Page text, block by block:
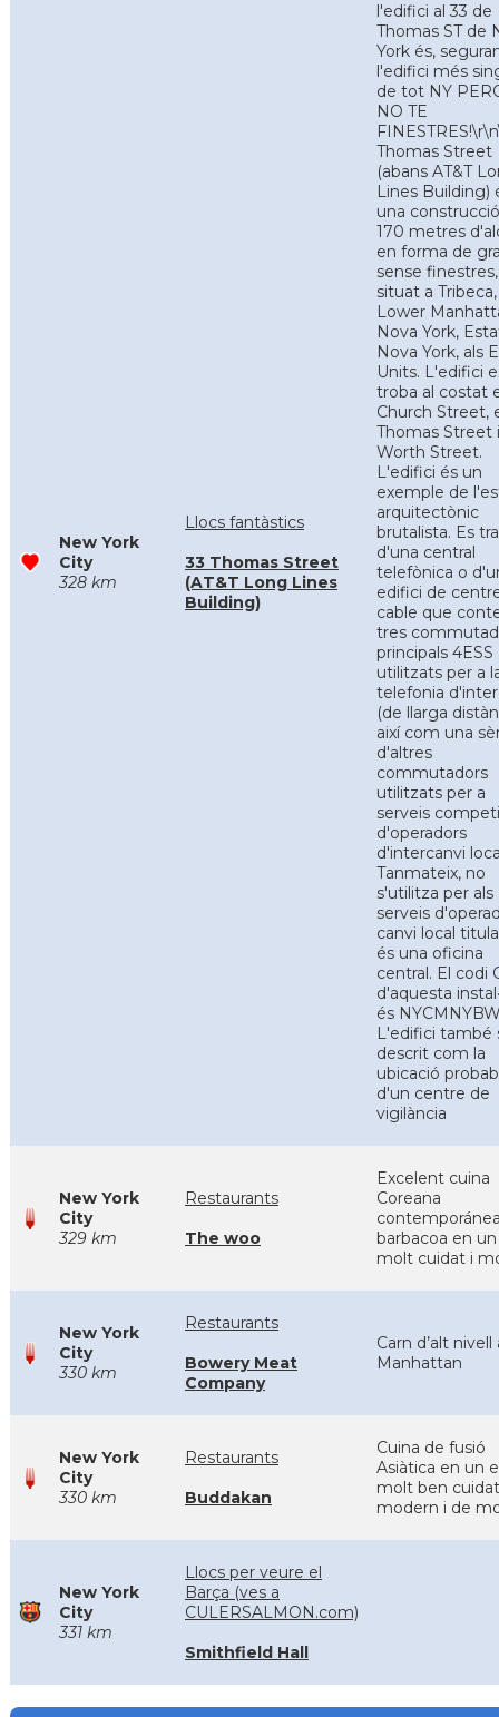
New York
City
328 km
Llocs fantàstics
33 Thomas Street
(AT&T Long Lines
Building)
l'edifici al 33 de
Thomas ST de
York és,
l'edifici més
de tot NY
NO TE
Thomas Street
(abans AT&T
Lines Building)
una
170 metres
en forma de
sense finestres,
situat a Tribeca,
Lower
Nova York,
Nova York, als
Units. L'edifici
troba al costat
Church Street,
Thomas Street i
Worth Street.
L'edifici és un
exemple de
arquitectònic
brutalista. Es
d'una central
telefònica o
edifici de
cable que
tres
principals 4ESS
utilitzats per a
telefonia
(de llarga
així com una
d'altres
commutadors
utilitzats per a
serveis
d'operadors
d'intercanvi
Tanmateix, no
s'utilitza per als
serveis
canvi local
és una oficina
central. El codi
d'aquesta
és
L'edifici també
descrit com la
ubicació
d'un centre de
vigilància
New York
City
329 km
Restaurants
The woo
Excelent cuina
Coreana
barbacoa en
molt cuidat i
New York
City
330 km
Restaurants
Bowery Meat
Company
Carn d’alt nivell
Manhattan
New York
City
330 km
Restaurants
Buddakan
Cuina de fusió
Asiàtica en un
molt ben
modern i de
New York
City
331 km
Llocs per veure el
Barça (ves a
CULERSALMON.com)
Smithfield Hall